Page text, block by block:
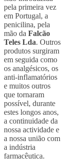
pela primeira vez
em Portugal, a
penicilina, pela
mão da Falcão
Teles Lda. Outros
produtos surgiram
em seguida como
os analgésicos, os
anti-inflamatórios
e muitos outros
que tornaram
possível, durante
estes longos anos,
a continuidade da
nossa actividade e
a nossa união com
a indústria
farmacêutica.